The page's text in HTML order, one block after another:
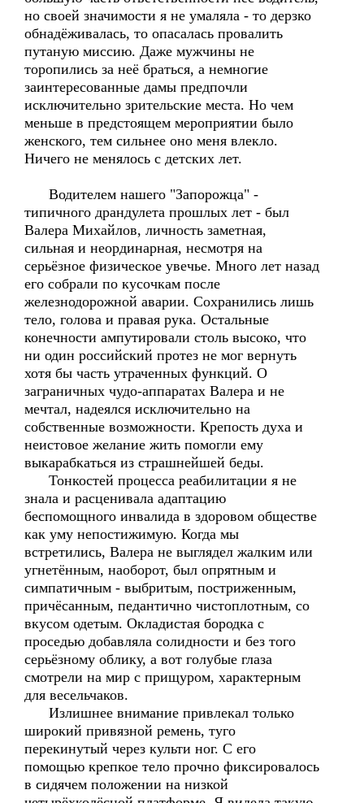
но своей значимости я не умаляла - то дерзко
обнадёживалась, то опасалась провалить
путаную миссию. Даже мужчины не
торопились за неё браться, а немногие
заинтересованные дамы предпочли
исключительно зрительские места. Но чем
меньше в предстоящем мероприятии было
женского, тем сильнее оно меня влекло.
Ничего не менялось с детских лет.
Водителем нашего "Запорожца" -
типичного драндулета прошлых лет - был
Валера Михайлов, личность заметная,
сильная и неординарная, несмотря на
серьёзное физическое увечье. Много лет назад
его собрали по кусочкам после
железнодорожной аварии. Сохранились лишь
тело, голова и правая рука. Остальные
конечности ампутировали столь высоко, что
ни один российский протез не мог вернуть
хотя бы часть утраченных функций. О
заграничных чудо-аппаратах Валера и не
мечтал, надеялся исключительно на
собственные возможности. Крепость духа и
неистовое желание жить помогли ему
выкарабкаться из страшнейшей беды.
Тонкостей процесса реабилитации я не
знала и расценивала адаптацию
беспомощного инвалида в здоровом обществе
как уму непостижимую. Когда мы
встретились, Валера не выглядел жалким или
угнетённым, наоборот, был опрятным и
симпатичным - выбритым, постриженным,
причёсанным, педантично чистоплотным, со
вкусом одетым. Окладистая бородка с
проседью добавляла солидности и без того
серьёзному облику, а вот голубые глаза
смотрели на мир с прищуром, характерным
для весельчаков.
Излишнее внимание привлекал только
широкий привязной ремень, туго
перекинутый через культи ног. С его
помощью крепкое тело прочно фиксировалось
в сидячем положении на низкой